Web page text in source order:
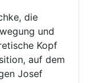
die
und
Kopf
auf dem
Josef